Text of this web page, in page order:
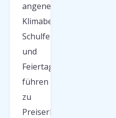
angenehmen
Klimabedingungen.
Schulferien
und
Feiertage
führen
zu
Preiserhöhungen